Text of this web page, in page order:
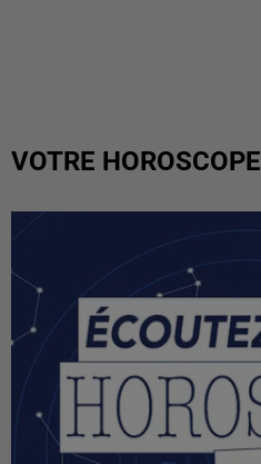
VOTRE HOROSCOPE